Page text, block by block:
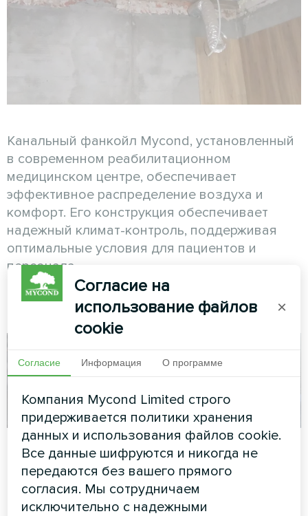
Канальный фанкойл Mycond, установленный
в современном реабилитационном
медицинском центре, обеспечивает
эффективное распределение воздуха и
комфорт. Его конструкция обеспечивает
надежный климат-контроль, поддерживая
оптимальные условия для пациентов и
персонала.
См. также
Отель и спа
Модульный тепловой насос
серии MCU
Коммерческий
объект
Модульный тепловой насос
серии MCU
Согласие на
использование файлов
cookie
×
Согласие Информация О программе
Компания Mycond Limited строго
придерживается политики хранения
данных и использования файлов cookie.
Все данные шифруются и никогда не
передаются без вашего прямого
согласия. Мы сотрудничаем
исключительно с надежными